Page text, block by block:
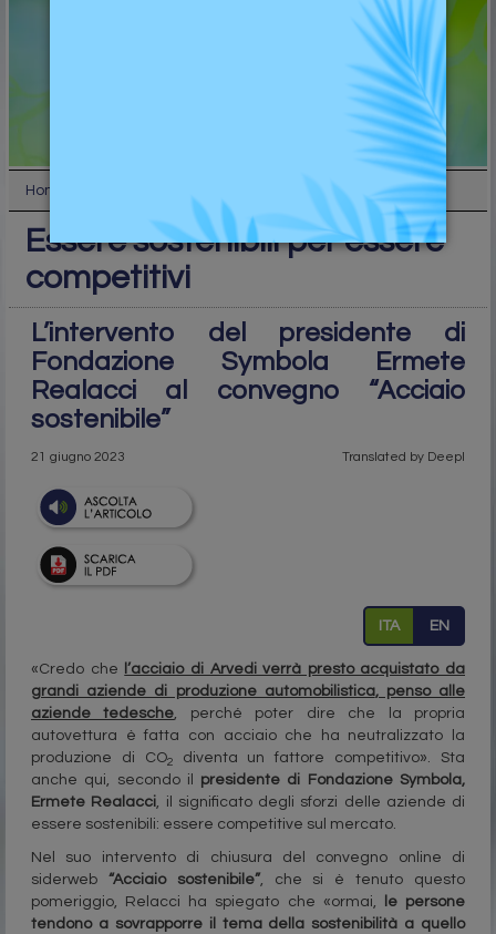
Home Essere sostenibili per essere competitivi
Essere sostenibili per essere
competitivi
L’intervento del presidente di
Fondazione Symbola Ermete
Realacci al convegno “Acciaio
sostenibile”
21 giugno 2023 Translated by Deepl
ITA EN
«Credo che
l’acciaio di Arvedi verrà presto acquistato da
grandi aziende di produzione automobilistica, penso alle
aziende tedesche, perché poter dire che la propria
autovettura è fatta con acciaio che ha neutralizzato la
produzione di CO2
diventa un fattore competitivo». Sta
anche qui, secondo il presidente di Fondazione Symbola,
Ermete Realacci, il significato degli sforzi delle aziende di
essere sostenibili: essere competitive sul mercato.
Nel suo intervento di chiusura del convegno online di
siderweb “Acciaio sostenibile”, che si è tenuto questo
pomeriggio, Relacci ha spiegato che «ormai,
le persone
tendono a sovrapporre il tema della sostenibilità a quello